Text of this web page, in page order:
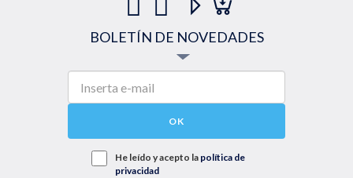
BOLETÍN DE NOVEDADES
OK
He leído y acepto la política de
privacidad